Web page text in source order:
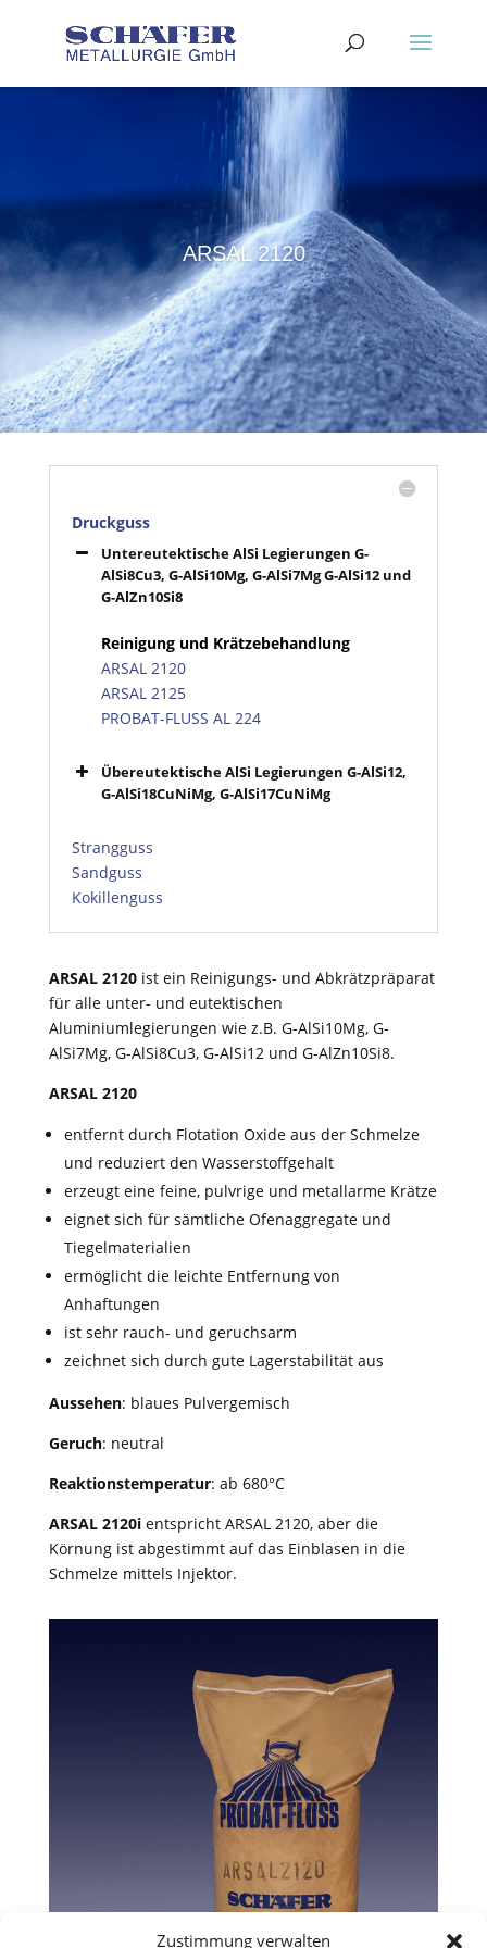
Zustimmung verwalten
ARSAL 2120
Druckguss
Untereutektische AlSi Legierungen G-
AlSi8Cu3, G-AlSi10Mg, G-AlSi7Mg G-AlSi12 und
G-AlZn10Si8
Reinigung und Krätzebehandlung
ARSAL 2120
ARSAL 2125
PROBAT-FLUSS AL 224
Übereutektische AlSi Legierungen G-AlSi12,
G-AlSi18CuNiMg, G-AlSi17CuNiMg
Strangguss
Sandguss
Kokillenguss
ARSAL 2120ist ein Reinigungs- und Abkrätzpräparat
für alle unter- und eutektischen
Aluminiumlegierungen wie z.B. G-AlSi10Mg, G-
AlSi7Mg, G-AlSi8Cu3, G-AlSi12 und G-AlZn10Si8.
ARSAL 2120
entfernt durch Flotation Oxide aus der Schmelze
und reduziert den Wasserstoffgehalt
erzeugt eine feine, pulvrige und metallarme Krätze
eignet sich für sämtliche Ofenaggregate und
Tiegelmaterialien
ermöglicht die leichte Entfernung von
Anhaftungen
ist sehr rauch- und geruchsarm
zeichnet sich durch gute Lagerstabilität aus
Aussehen: blaues Pulvergemisch
Geruch: neutral
Reaktionstemperatur: ab 680°C
ARSAL 2120i entspricht ARSAL 2120, aber die
Körnung ist abgestimmt auf das Einblasen in die
Schmelze mittels Injektor.